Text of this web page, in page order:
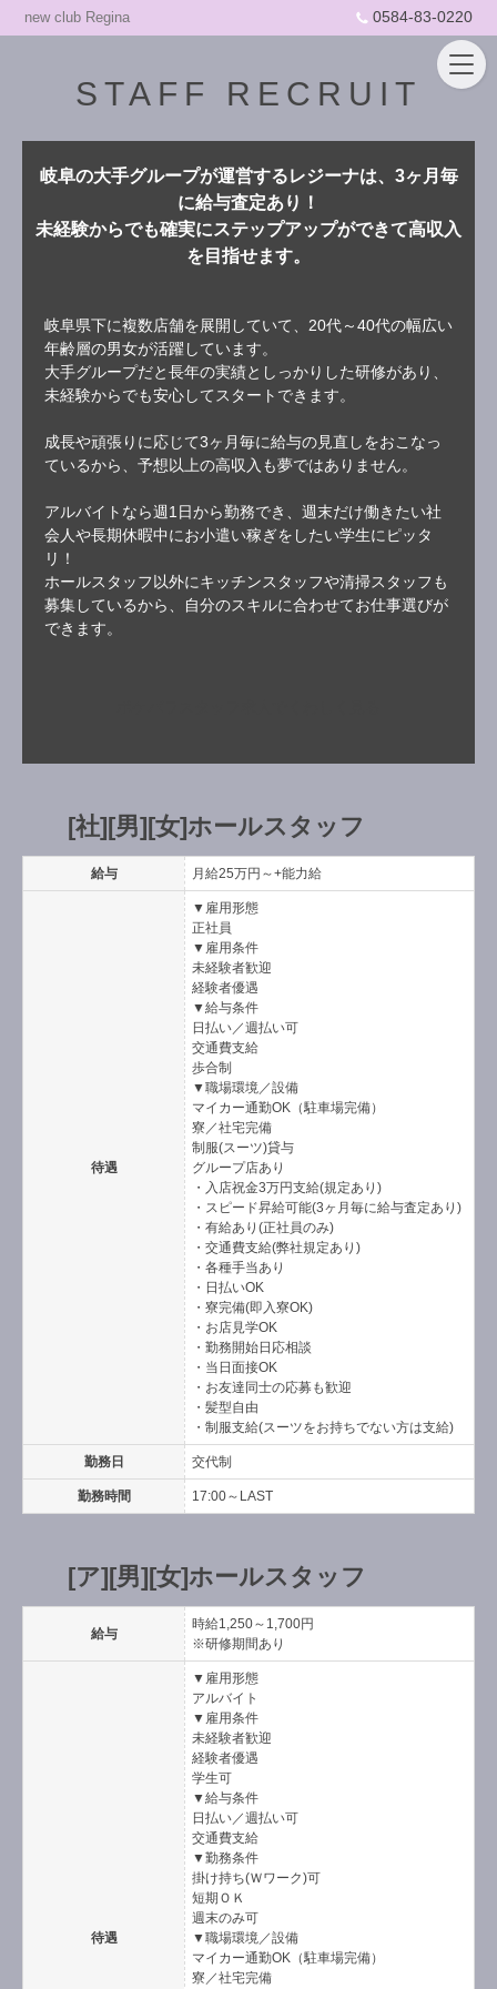
new club Regina 0584-83-0220
STAFF RECRUIT
岐阜の大手グループが運営するレジーナは、3ヶ月毎
に給与査定あり！
未経験からでも確実にステップアップができて高収入
を目指せます。
岐阜県下に複数店舗を展開していて、20代～40代の幅広い
年齢層の男女が活躍しています。
大手グループだと長年の実績としっかりした研修があり、
未経験からでも安心してスタートできます。
成長や頑張りに応じて3ヶ月毎に給与の見直しをおこなっ
ているから、予想以上の高収入も夢ではありません。
アルバイトなら週1日から勤務でき、週末だけ働きたい社
会人や長期休暇中にお小遣い稼ぎをしたい学生にピッタ
リ！
ホールスタッフ以外にキッチンスタッフや清掃スタッフも
募集しているから、自分のスキルに合わせてお仕事選びが
できます。
[社][男][女]ホールスタッフ
給与 月給25万円～+能力給
待遇
▼雇用形態
正社員
▼雇用条件
未経験者歓迎
経験者優遇
▼給与条件
日払い／週払い可
交通費支給
歩合制
▼職場環境／設備
マイカー通勤OK（駐車場完備）
寮／社宅完備
制服(スーツ)貸与
グループ店あり
・入店祝金3万円支給(規定あり)
・スピード昇給可能(3ヶ月毎に給与査定あり)
・有給あり(正社員のみ)
・交通費支給(弊社規定あり)
・各種手当あり
・日払いOK
・寮完備(即入寮OK)
・お店見学OK
・勤務開始日応相談
・当日面接OK
・お友達同士の応募も歓迎
・髪型自由
・制服支給(スーツをお持ちでない方は支給)
勤務日 交代制
勤務時間 17:00～LAST
[ア][男][女]ホールスタッフ
給与
時給1,250～1,700円
※研修期間あり
待遇
▼雇用形態
アルバイト
▼雇用条件
未経験者歓迎
経験者優遇
学生可
▼給与条件
日払い／週払い可
交通費支給
▼勤務条件
掛け持ち(Ｗワーク)可
短期ＯＫ
週末のみ可
▼職場環境／設備
マイカー通勤OK（駐車場完備）
寮／社宅完備